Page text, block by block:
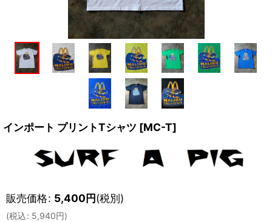
インポート プリントTシャツ [MC-T]
販売価格: 5,400円(税別)
(税込: 5,940円)